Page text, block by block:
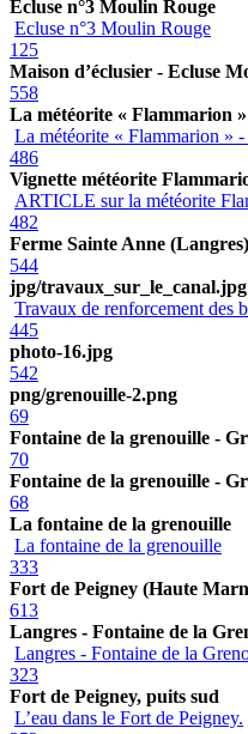
Ecluse n°3 Moulin Rouge
Ecluse n°3 Moulin Rouge
125
Maison d’éclusier - Ecluse
558
La météorite « Flammarion
La météorite « Flammarion »
486
Vignette météorite
ARTICLE sur la météorite
482
Ferme Sainte Anne (Langres)
544
jpg/travaux_sur_le_canal.jpg
Travaux de renforcement des
445
photo-16.jpg
542
png/grenouille-2.png
69
Fontaine de la grenouille -
70
Fontaine de la grenouille -
68
La fontaine de la grenouille
La fontaine de la grenouille
333
Fort de Peigney (Haute
613
Langres - Fontaine de la
Langres - Fontaine de la
323
Fort de Peigney, puits sud
L’eau dans le Fort de Peigney.